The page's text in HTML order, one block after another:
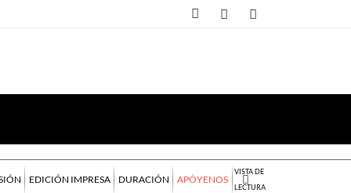
EDICIÓN IMPRESA DURACIÓN APÓYENOS
VISTA DE
LECTURA